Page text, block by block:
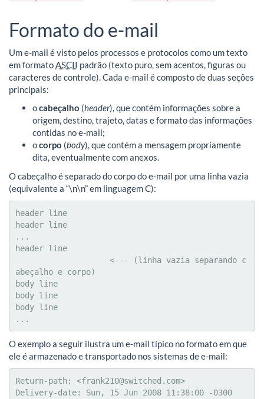
Formato do e-mail
Um e-mail é visto pelos processos e protocolos como um texto
em formato ASCII padrão (texto puro, sem acentos, figuras ou
caracteres de controle). Cada e-mail é composto de duas seções
principais:
ocabeçalho (header), que contém informações sobre a
origem, destino, trajeto, datas e formato das informações
contidas no e-mail;
ocorpo (body), que contém a mensagem propriamente
dita, eventualmente com anexos.
O cabeçalho é separado do corpo do e-mail por uma linha vazia
(equivalente a “\n\n” em linguagem C):
header line
header line
...
header line
abeçalho e corpo)
body line
body line
body line
...
O exemplo a seguir ilustra um e-mail típico no formato em que
ele é armazenado e transportado nos sistemas de e-mail:
Return-path: <frank210@switched.com>
Delivery-date: Sun, 15 Jun 2008 11:38:00 -0300